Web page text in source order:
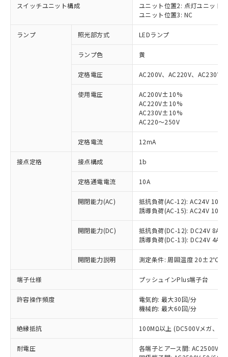
スイッチユニット構成
ユニット位置2: 点灯ユニット
ユニット位置3: NC
ランプ 照光部方式 LEDランプ
ランプ色 黄
定格電圧 AC200V、AC220V、AC230V
使用電圧
AC200V±10%
AC220V±10%
AC230V±10%
AC220～250V
定格電流 12mA
接点定格 接点構成 1b
定格通電電流 10A
開閉能力(AC)
抵抗負荷(AC-12): AC24V 10A/
誘導負荷(AC-15): AC24V
開閉能力(DC)
抵抗負荷(DC-12): DC24V 8A/
誘導負荷(DC-13): DC24V 4A/
開閉能力説明 測定条件: 周囲温度 20±2℃、
端子仕様 プッシュインPlus端子台
許容操作頻度
電気的: 最大30回/分
機械的: 最大60回/分
絶縁抵抗 100MΩ以上 (DC500Vメガ、点
耐電圧
各端子とアース間: AC2500V
ご利用条件
以下の条件をお読みいただき、同意のうえ
本サービスは、当社制御機器事業取扱
商品の当社在庫状況および標準価格
(税抜)を提供させていただくもので
当社制御機器事業取扱商品の中には、
本サービスの対象外となる商品もある
ことをご了承ください。
在庫状況および標準価格照会結果は、
記載している更新日時点での社内デー
タに基づき作成されるものであり、閲
準価格とは異なる場合があることをご
対応済み：EU RoHS指令（10物質）の
非含有に対応した製品が提供可能な商品で
対応予定：EU RoHS指令（10物質）の非含
有に対応した製品に切り替える予定のある
対応予定なし：EU RoHS指令（10物質）の
非含有に非対応の商品で、対応品を出す予
調査・確認中：EU RoHS指令（10物質）の
非含有の対応状況を調査中または確認中の
非該当品：ライセンス料など無形物で、有
害物質有無と関係のない商品です。
仕入先様の事情により、非含有部品として
いたものが、含有品と判明した場合などや
むを得ず変更することがあります。
*EU RoHS指令（10物質）：
鉛(Pb) 1000ppm以下、 水銀(Hg) 1000ppm以下、 カド
六価クロム(Cr(Ⅵ)) 1000ppm以下、ポリ臭化ビフェニル
「○」：最大均質材料含有率が中国RoHSの
基準値以下であることを示します。
「×」：最大均質材料含有率が中国RoHSの
基準値を超えていることを示します。
「－」：未確認です。当社販売部門へお問
当社は、これら貴社製品のうち、外国
為替および外国貿易法に定める商品
（以下｢規制貨物等」という）を輸出
または国外への提供する場合は、日本
国政府の輸出許可(または役務取引許
可)を取得するなどの必要な手続きを